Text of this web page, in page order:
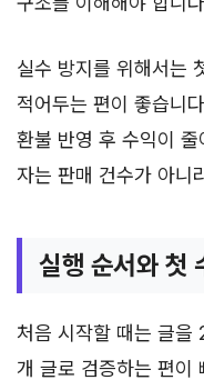
실수 방지를 위해서는
적어두는 편이 좋습니
환불 반영 후 수익이
자는 판매 건수가 아니
실행 순서와 첫
처음 시작할 때는 글
개 글로 검증하는 편이